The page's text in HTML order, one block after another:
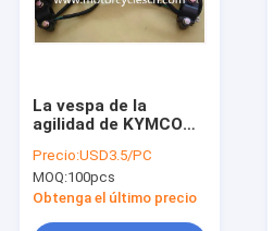
La vespa de la
agilidad de KYMCO
HNDL del soporte
Precio:USD3.5/PC
MOQ:100pcs
Obtenga el último precio